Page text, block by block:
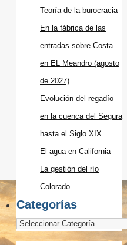
Teoría de la burocracia
En la fábrica de las
entradas sobre Costa
en EL Meandro (agosto
de 2027)
Evolución del regadío
en la cuenca del Segura
hasta el Siglo XIX
El agua en California
La gestión del río
Colorado
Categorías